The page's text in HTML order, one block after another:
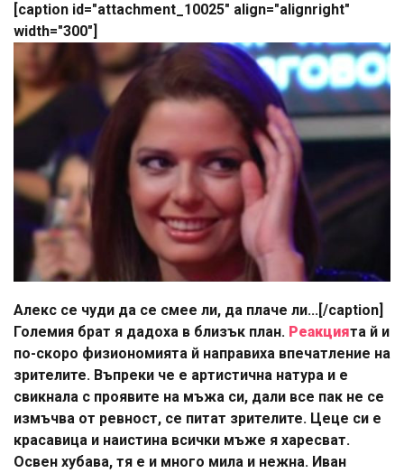
[caption id="attachment_10025" align="alignright"
width="300"]
Алекс се чуди да се смее ли, да плаче ли...[/caption]
Големия брат я дадоха в близък план. Реакцията й и
по-скоро физиономията й направиха впечатление на
зрителите. Въпреки че е артистична натура и е
свикнала с проявите на мъжа си, дали все пак не се
измъчва от ревност, се питат зрителите. Цеце си е
красавица и наистина всички мъже я харесват.
Освен хубава, тя е и много мила и нежна. Иван